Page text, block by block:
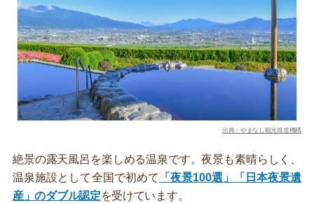
出典：やまなし観光推進機構
絶景の露天風呂を楽しめる温泉です。夜景も素晴らしく、
温泉施設として全国で初めて
「夜景100選」「日本夜景遺
産」のダブル認定を受けています。